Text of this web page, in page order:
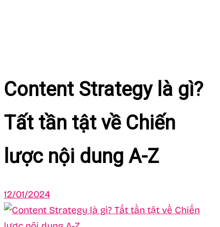
Content Strategy là gì?
Tất tần tật về Chiến
lược nội dung A-Z
12/01/2024